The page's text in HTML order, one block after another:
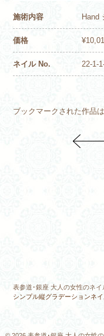
施術内容 Hand
価格
ネイル No. 22-1-
ブックマークされた作品
表参道･銀座 大人の女性のネ
シンプル縦グラデーションネ